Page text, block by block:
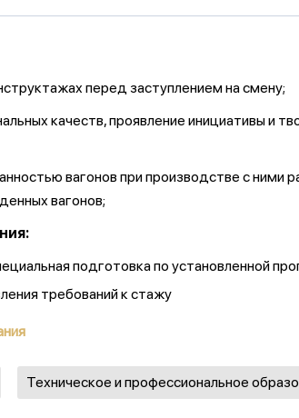
перед заступлением на смену;
качеств, проявление инициативы и
вагонов при производстве с ними
вагонов;
подготовка по установленной
требований к стажу
Техническое и профессиональное